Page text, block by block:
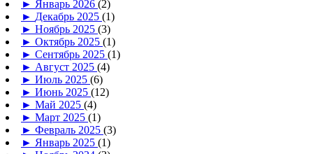
► Январь 2026 (2)
► Декабрь 2025 (1)
► Ноябрь 2025 (3)
► Октябрь 2025 (1)
► Сентябрь 2025 (1)
► Август 2025 (4)
► Июль 2025 (6)
► Июнь 2025 (12)
► Май 2025 (4)
► Март 2025 (1)
► Февраль 2025 (3)
► Январь 2025 (1)